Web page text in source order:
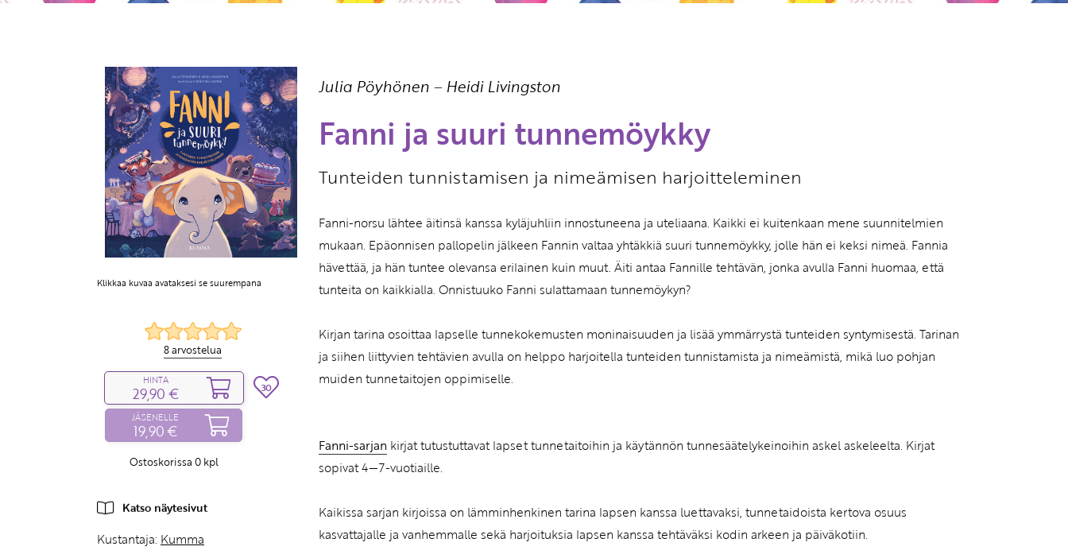
Klikkaa kuvaa avataksesi se suurempana
8 arvostelua
HINTA
29,90 €
JÄSENELLE
19,90 €
Ostoskorissa 0kpl
30
Katso näytesivut
Kustantaja: Kumma
Julia Pöyhönen – Heidi Livingston
Fanni ja suuri tunnemöykky
Tunteiden tunnistamisen ja nimeämisen harjoitteleminen
Fanni-norsu lähtee äitinsä kanssa kyläjuhliin innostuneena ja uteliaana. Kaikki ei kuitenkaan mene suunnitelmien
mukaan. Epäonnisen pallopelin jälkeen Fannin valtaa yhtäkkiä suuri tunnemöykky, jolle hän ei keksi nimeä. Fannia
hävettää, ja hän tuntee olevansa erilainen kuin muut. Äiti antaa Fannille tehtävän, jonka avulla Fanni huomaa, että
tunteita on kaikkialla. Onnistuuko Fanni sulattamaan tunnemöykyn?
Kirjan tarina osoittaa lapselle tunnekokemusten moninaisuuden ja lisää ymmärrystä tunteiden syntymisestä. Tarinan
ja siihen liittyvien tehtävien avulla on helppo harjoitella tunteiden tunnistamista ja nimeämistä, mikä luo pohjan
muiden tunnetaitojen oppimiselle.
Fanni-sarjan kirjat tutustuttavat lapset tunnetaitoihin ja käytännön tunnesäätelykeinoihin askel askeleelta. Kirjat
sopivat 4—7-vuotiaille.
Kaikissa sarjan kirjoissa on lämminhenkinen tarina lapsen kanssa luettavaksi, tunnetaidoista kertova osuus
kasvattajalle ja vanhemmalle sekä harjoituksia lapsen kanssa tehtäväksi kodin arkeen ja päiväkotiin.